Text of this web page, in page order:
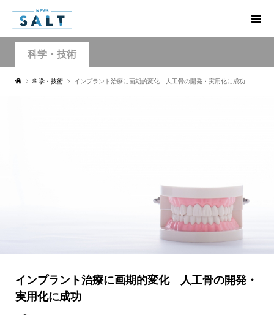
科学・技術
科学・技術 インプラント治療に画期的変化 人工骨の開発・実用化に成功
インプラント治療に画期的変化 人工骨の開発・
実用化に成功